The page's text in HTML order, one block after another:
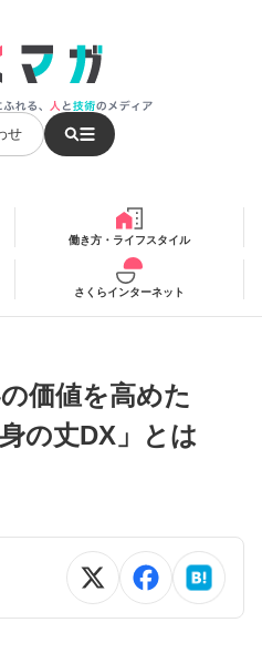
せ
働き方・ライフスタイル
さくらインターネット
価値を高めた
の丈DX」とは